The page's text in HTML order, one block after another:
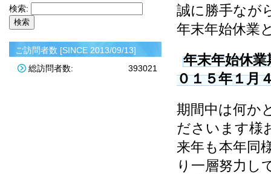
検索:
ご訪問者数 [SINCE 2013/09/13]
393021
総訪問者数:
誠に勝手なが
年末年始休業
年末年始休
０１５年１月
期間中は何か
ださいます様
来年も本年同
り一層努力し